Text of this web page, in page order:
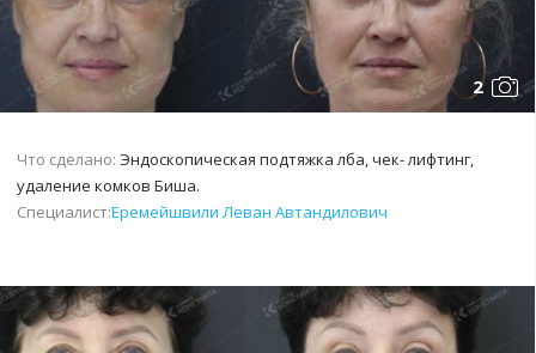
2
Что сделано: Эндоскопическая подтяжка лба, чек- лифтинг,
удаление комков Биша.
Специалист:Еремейшвили Леван Автандилович